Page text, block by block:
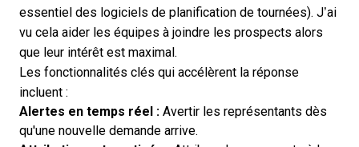
essentiel des logiciels de planification de tournées). J’ai
vu cela aider les équipes à joindre les prospects alors
que leur intérêt est maximal.
Les fonctionnalités clés qui accélèrent la réponse
incluent :
Alertes en temps réel : Avertir les représentants dès
qu'une nouvelle demande arrive.